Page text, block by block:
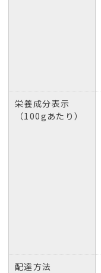
栄養成分表示
（100gあたり）
配達方法